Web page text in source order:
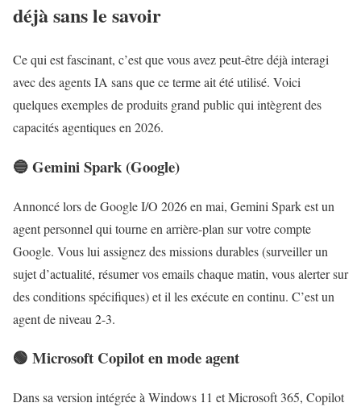
déjà sans le savoir
Ce qui est fascinant, c’est que vous avez peut-être déjà interagi
avec des agents IA sans que ce terme ait été utilisé. Voici
quelques exemples de produits grand public qui intègrent des
capacités agentiques en 2026.
🔵 Gemini Spark (Google)
Annoncé lors de Google I/O 2026 en mai, Gemini Spark est un
agent personnel qui tourne en arrière-plan sur votre compte
Google. Vous lui assignez des missions durables (surveiller un
sujet d’actualité, résumer vos emails chaque matin, vous alerter sur
des conditions spécifiques) et il les exécute en continu. C’est un
agent de niveau 2-3.
🟢 Microsoft Copilot en mode agent
Dans sa version intégrée à Windows 11 et Microsoft 365, Copilot